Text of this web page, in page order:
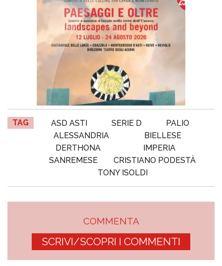
TAG ASD ASTI SERIE D
PALIO
ALESSANDRIA
BIELLESE
DERTHONA
IMPERIA
SANREMESE
CRISTIANO PODESTÀ
TONY ISOLDI
COMMENTA
SCRIVI/SCOPRI I COMMENTI